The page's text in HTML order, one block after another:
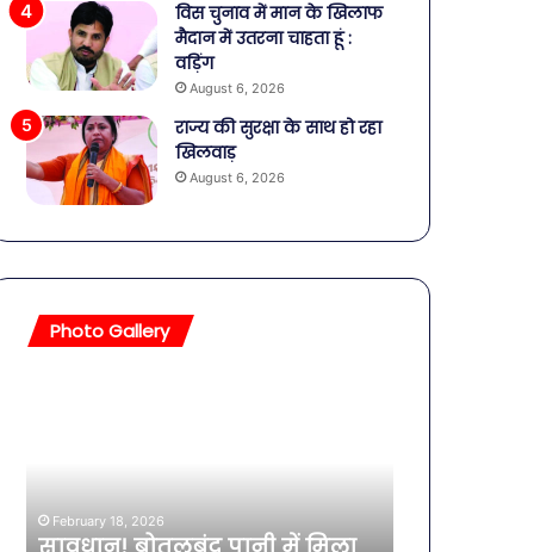
विस चुनाव में मान के खिलाफ
मैदान में उतरना चाहता हूं :
वड़िंग
August 6, 2026
राज्य की सुरक्षा के साथ हो रहा
खिलवाड़
August 6, 2026
Photo Gallery
बैक्टीरिया,
February 18, 2026